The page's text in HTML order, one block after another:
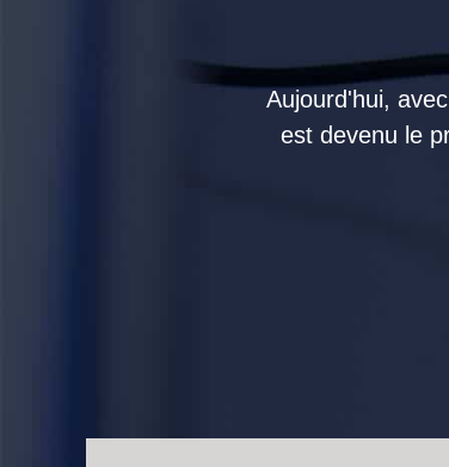
Aujourd'hui,
est devenu le